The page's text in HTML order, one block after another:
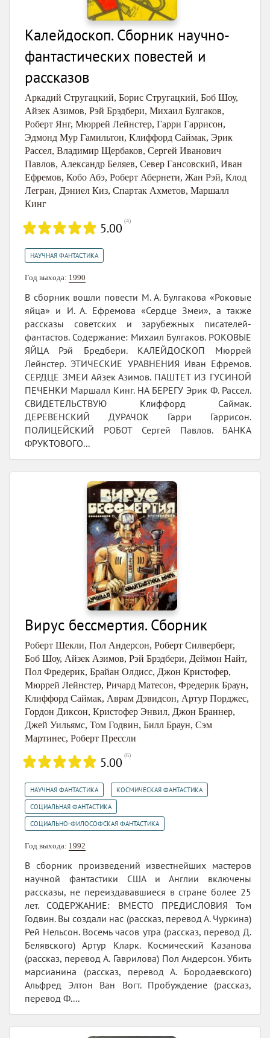
Калейдоскоп. Сборник научно-
фантастических повестей и
рассказов
Аркадий Стругацкий, Борис Стругацкий, Боб Шоу,
Айзек Азимов, Рэй Брэдбери, Михаил Булгаков,
Роберт Янг, Мюррей Лейнстер, Гарри Гаррисон,
Эдмонд Мур Гамильтон, Клиффорд Саймак, Эрик
Рассел, Владимир Щербаков, Сергей Иванович
Павлов, Александр Беляев, Север Гансовский, Иван
Ефремов, Кобо Абэ, Роберт Абернети, Жан Рэй, Клод
Легран, Дэниел Киз, Спартак Ахметов, Маршалл
Кинг
5.00 (4)
НАУЧНАЯ ФАНТАСТИКА
Год выхода: 1990
В сборник вошли повести М. А. Булгакова «Роковые
яйца» и И. А. Ефремова «Сердце Змеи», а также
рассказы советских и зарубежных писателей-
фантастов. Содержание: Михаил Булгаков. РОКОВЫЕ
ЯЙЦА Рэй Бредбери. КАЛЕЙДОСКОП Мюррей
Лейнстер. ЭТИЧЕСКИЕ УРАВНЕНИЯ Иван Ефремов.
СЕРДЦЕ ЗМЕИ Айзек Азимов. ПАШТЕТ ИЗ ГУСИНОЙ
ПЕЧЕНКИ Маршалл Кинг. НА БЕРЕГУ Эрик Ф. Рассел.
СВИДЕТЕЛЬСТВУЮ Клиффорд Саймак.
ДЕРЕВЕНСКИЙ ДУРАЧОК Гарри Гаррисон.
ПОЛИЦЕЙСКИЙ РОБОТ Сергей Павлов. БАНКА
ФРУКТОВОГО...
Вирус бессмертия. Сборник
Роберт Шекли, Пол Андерсон, Роберт Силверберг,
Боб Шоу, Айзек Азимов, Рэй Брэдбери, Деймон Найт,
Пол Фредерик, Брайан Олдисс, Джон Кристофер,
Мюррей Лейнстер, Ричард Матесон, Фредерик Браун,
Клиффорд Саймак, Аврам Дэвидсон, Артур Порджес,
Гордон Диксон, Кристофер Энвил, Джон Браннер,
Джей Уильямс, Том Годвин, Билл Браун, Сэм
Мартинес, Роберт Прессли
5.00 (6)
НАУЧНАЯ ФАНТАСТИКА КОСМИЧЕСКАЯ ФАНТАСТИКА
СОЦИАЛЬНАЯ ФАНТАСТИКА
СОЦИАЛЬНО-ФИЛОСОФСКАЯ ФАНТАСТИКА
Год выхода: 1992
В сборник произведений известнейших мастеров
научной фантастики США и Англии включены
рассказы, не переиздававшиеся в стране более 25
лет. СОДЕРЖАНИЕ: ВМЕСТО ПРЕДИСЛОВИЯ Том
Годвин. Вы создали нас (рассказ, перевод А. Чуркина)
Рей Нельсон. Восемь часов утра (рассказ, перевод Д.
Белявского) Артур Кларк. Космический Казанова
(рассказ, перевод А. Гаврилова) Пол Андерсон. Убить
марсианина (рассказ, перевод А. Бородаевского)
Альфред Элтон Ван Вогт. Пробуждение (рассказ,
перевод Ф....